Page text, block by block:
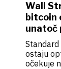
Wall
bitcoin
unatoč
Standard
ostaju
očekuje